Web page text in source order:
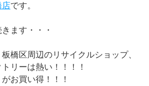
店です。
ます・・・
橋区周辺のリサイクルショップ、
リーは熱い！！！！
お買い得！！！